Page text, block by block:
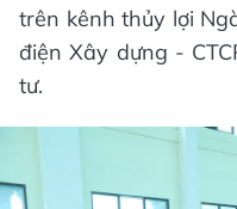
trên kênh thủy lợi
điện Xây dựng -
tư.